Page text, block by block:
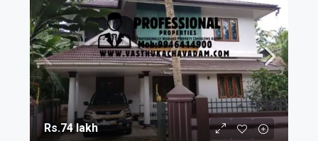
Rs.74 lakh